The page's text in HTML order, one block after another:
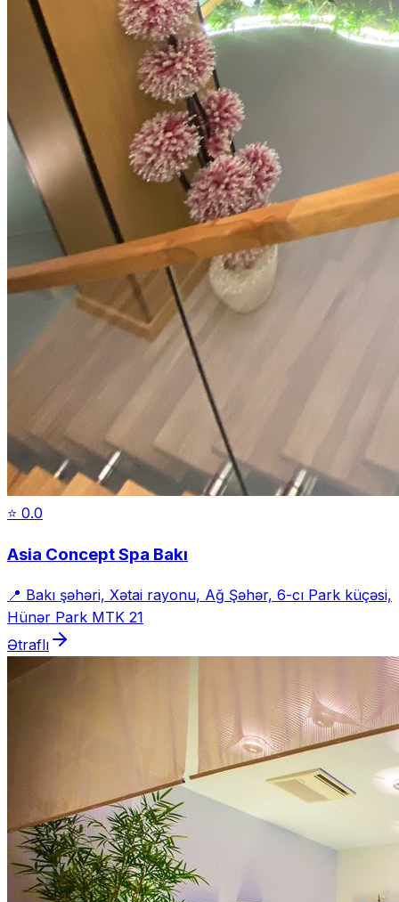
⭐ 0.0
Asia Concept Spa Bakı
📍 Bakı şəhəri, Xətai rayonu, Ağ Şəhər, 6-cı Park küçəsi,
Hünər Park MTK 21
Ətraflı